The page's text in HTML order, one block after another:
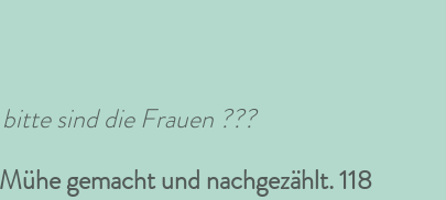
sind die Frauen ???
gemacht und nachgezählt. 118